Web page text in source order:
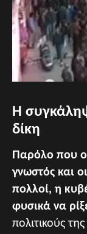
Η
δίκη
Παρόλο που
γνωστός και
πολλοί, η
φυσικά να
πολιτικούς